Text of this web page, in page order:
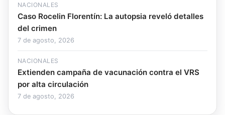
NACIONALES
Caso Rocelin Florentín: La autopsia reveló detalles
del crimen
7 de agosto, 2026
NACIONALES
Extienden campaña de vacunación contra el VRS
por alta circulación
7 de agosto, 2026